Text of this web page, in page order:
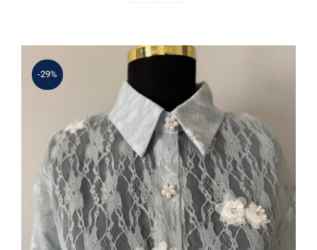
-29%
Mavi Dantel İnci Çiçek İşlemeli
Gömlek